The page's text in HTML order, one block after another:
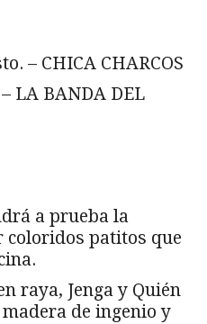
– CHICA CHARCOS
LA BANDA DEL
a prueba la
coloridos patitos que
raya, Jenga y Quién
madera de ingenio y